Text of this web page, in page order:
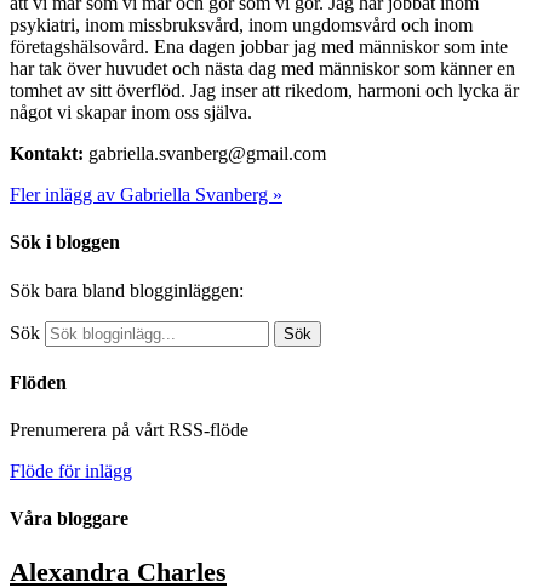
psykiatri, inom missbruksvård, inom ungdomsvård och inom
företagshälsovård. Ena dagen jobbar jag med människor som inte
har tak över huvudet och nästa dag med människor som känner en
tomhet av sitt överflöd. Jag inser att rikedom, harmoni och lycka är
något vi skapar inom oss själva.
Kontakt: gabriella.svanberg@gmail.com
Fler inlägg av Gabriella Svanberg »
Sök i bloggen
Sök bara bland blogginläggen:
Sök Sök
Flöden
Prenumerera på vårt RSS-flöde
Flöde för inlägg
Våra bloggare
Alexandra Charles